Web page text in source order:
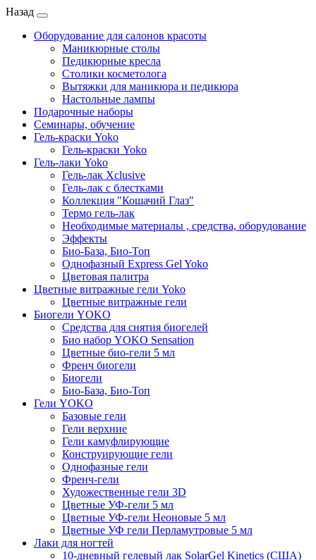
Назад
Оборудование для салонов красоты
Маникюрные столы
Педикюрные кресла
Столики косметолога
Вытяжки для маникюра и педикюра
Настольные лампы
Подарочные наборы
Семинары, обучение
Гель-краски Yoko
Гель-краски Yoko
Гель-лаки Yoko
Гель-лак Xclusive
Гель-лак с блестками
Коллекция "Кошачий Глаз"
Термо гель-лак
Необходимые материалы , средства, оборудование
Эффекты
Био-База, Био-Топ
Однофазный Express Gel Yoko
Цветовая палитра
Цветные витражные гели Yoko
Цветные витражные гели
Биогели YOKO
Средства для снятия биогелей
Био набор YOKO Sensation
Цветные био-гели 5 мл
Френч биогели
Биогели
Био-База, Био-Топ
Гели YOKO
Базовые гели
Гели верхние
Гели камуфлирующие
Конструирующие гели
Однофазные гели
Френч-гели
Художественные гели 3D
Цветные УФ-гели 5 мл
Цветные УФ-гели Неоновые 5 мл
Цветные УФ гели Перламутровые 5 мл
Лаки для ногтей
10-дневный гелевый лак SolarGel Kinetics (США)